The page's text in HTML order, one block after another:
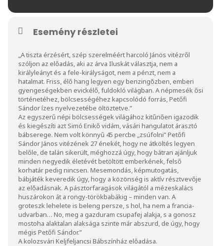
Esemény részletei
„A tiszta érzésért, szép szerelméért harcoló János vitézről
szóljon az előadás, aki az árva Iluskát választja, nem a
királyleányt és a fele-királyságot, nem a pénzt, nem a
hatalmat. Friss, élő hang legyen egy benzingőzben, emberi
gyengeségekben evickélő, fuldokló világban. A népmesék ősi
történetéhez, bölcsességéhez kapcsolódó forrás, Petőfi
Sándor ízes nyelvezetébe öltöztetve.”
Az egyszerű népi bölcsességek világához kitűnően igazodik
és kiegészíti azt Simó Enikő vidám, vásári hangulatot árasztó
bábserege. Nem volt könnyű 45 percbe „zsúfolni” Petőfi
Sándor János vitézének 27 énekét, hogy ne átköltés legyen
belőle, de talán sikerült, méghozzá úgy, hogy bátran ajánljuk
minden negyedik életévét betöltött emberkének, felső
korhatár pedig nincsen. Mesemondás, képmutogatás,
bábjáték keveredik úgy, hogy a közönség is aktív résztvevője
az előadásnak. A pásztorfaragások világától a mézeskalács
huszárokon át a rongy-törökbabákig – minden van. A
groteszk lehelete is beleng persze, s hol, ha nem a francia-
udvarban… No, meg a gazduram csupafej alakja, s a gonosz
mostoha alaktalan alaksága szinte már abszurd, de úgy, hogy
mégis Petőfi Sándor.”
A kolozsvári Keljfeljancsi Bábszínház előadása.